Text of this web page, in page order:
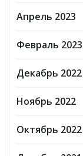
Апрель 2023
Февраль 2023
Декабрь 2022
Ноябрь 2022
Октябрь 2022